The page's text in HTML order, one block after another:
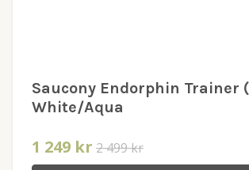
Saucony Endorphin Trainer
White/Aqua
1 249 kr 2 499 kr